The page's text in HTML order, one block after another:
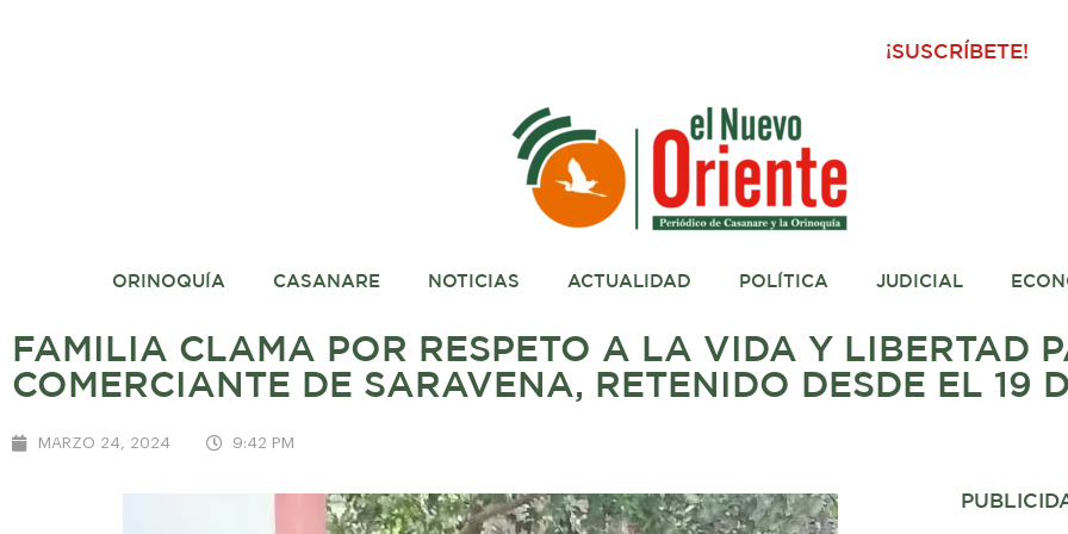
¡SUSCRÍBETE!
ORINOQUÍA CASANARE NOTICIAS ACTUALIDAD POLÍTICA JUDICIAL
FAMILIA CLAMA POR RESPETO A LA VIDA Y LIBERTAD
COMERCIANTE DE SARAVENA, RETENIDO DESDE EL 19
MARZO 24, 2024 9:42 PM